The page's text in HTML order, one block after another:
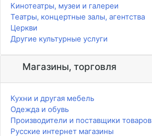
Кинотеатры, музеи и галереи
Театры, концертные залы, агентства
Церкви
Другие культурные услуги
Магазины, торговля
Кухни и другая мебель
Одежда и обувь
Производители и поставщики товаров
Русские интернет магазины